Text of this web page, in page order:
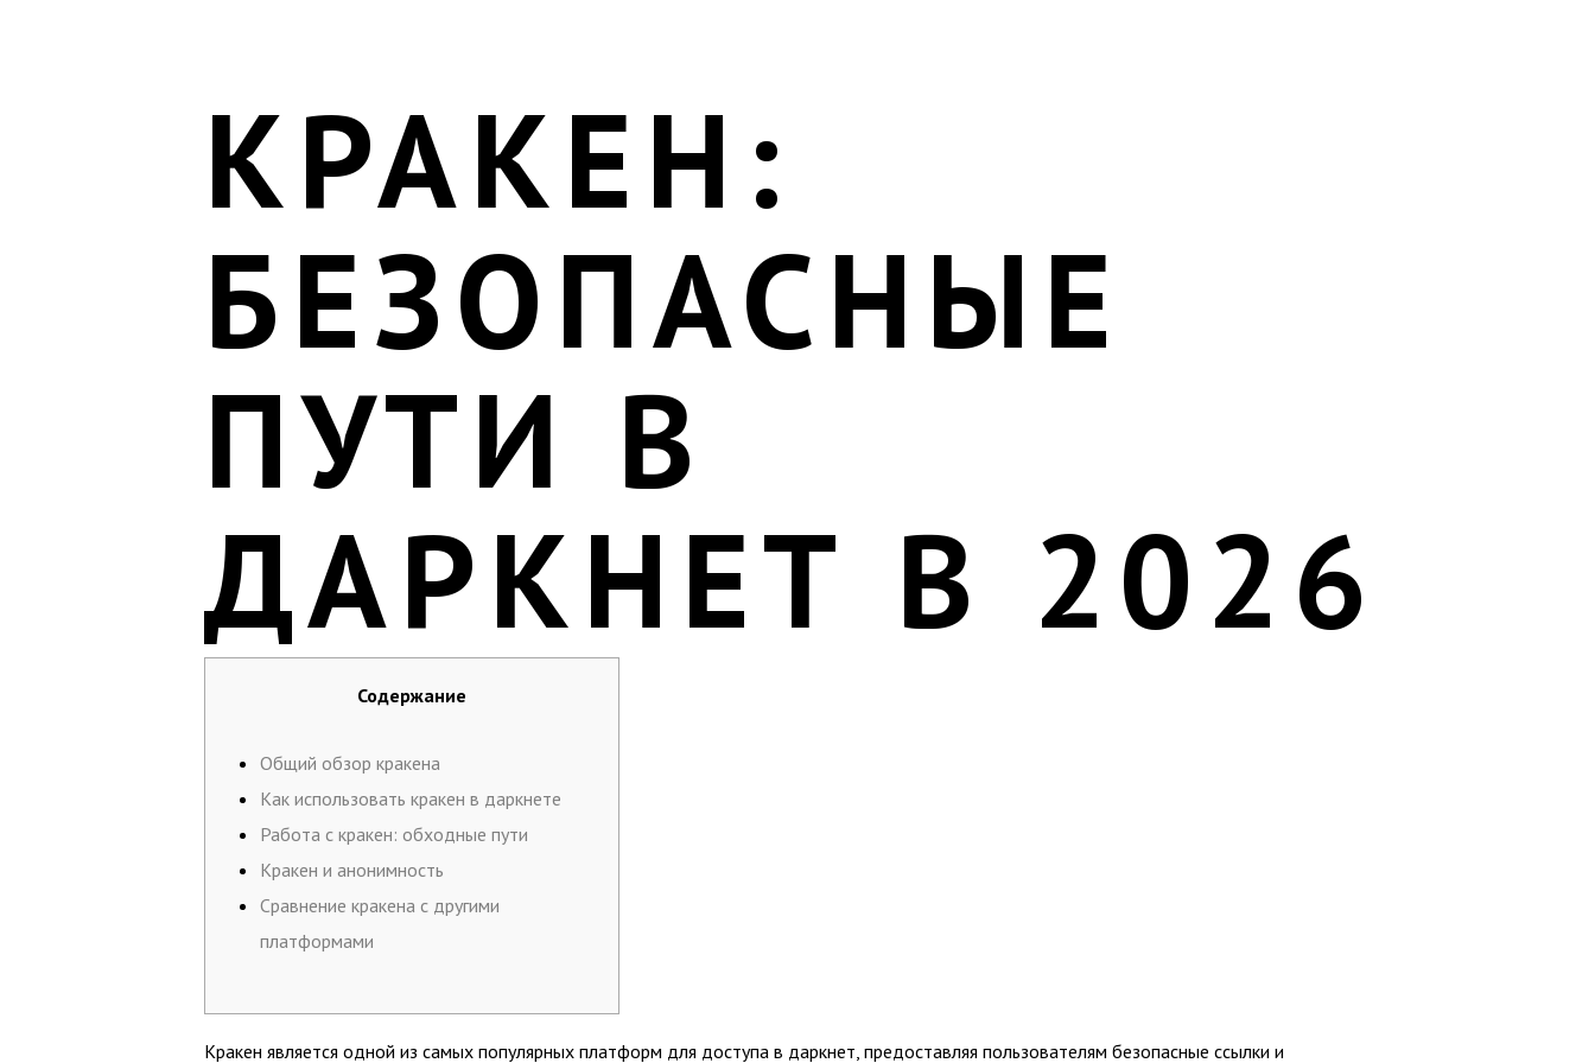
КРАКЕН:
БЕЗОПАСНЫЕ
ПУТИ В
ДАРКНЕТ В 2026
Содержание
Общий обзор кракена
Как использовать кракен в даркнете
Работа с кракен: обходные пути
Кракен и анонимность
Сравнение кракена с другими
платформами
Кракен является одной из самых популярных платформ для доступа в даркнет, предоставляя пользователям безопасные ссылки и